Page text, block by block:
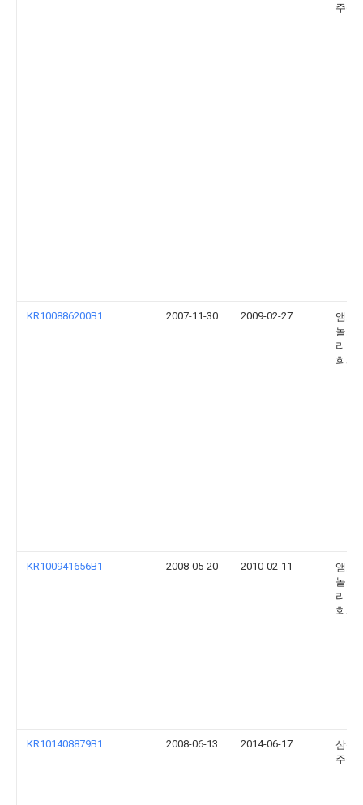
주식
KR100886200B1 2007-11-30 2009-02-27
앰코
놀로
리아
회사
KR100941656B1 2008-05-20 2010-02-11
앰코
놀로
리아
회사
KR101408879B1 2008-06-13 2014-06-17
삼성
주식